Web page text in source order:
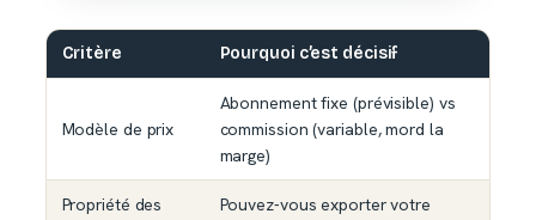
Critère Pourquoi c’est décisif
Modèle de prix
Abonnement fixe (prévisible) vs
commission (variable, mord la
marge)
Propriété des
Pouvez-vous exporter votre